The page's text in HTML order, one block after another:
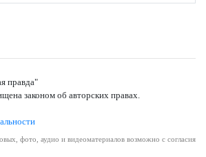
правда"
законом об авторских правах.
фото, аудио и видеоматериалов возможно с согласия